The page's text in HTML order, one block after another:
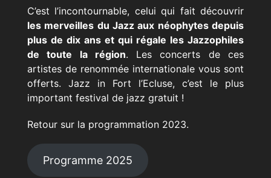
C’est l’incontournable, celui qui fait découvrir
les merveilles du Jazz aux néophytes depuis
plus de dix ans et qui régale les Jazzophiles
de toute la région. Les concerts de ces
artistes de renommée internationale vous sont
offerts. Jazz in Fort l’Ecluse, c’est le plus
important festival de jazz gratuit !
Retour sur la programmation 2023.
Programme 2025